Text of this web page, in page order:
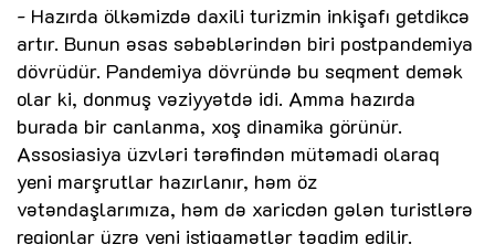
- Hazırda ölkəmizdə daxili turizmin inkişafı getdikcə
artır. Bunun əsas səbəblərindən biri postpandemiya
dövrüdür. Pandemiya dövründə bu seqment demək
olar ki, donmuş vəziyyətdə idi. Amma hazırda
burada bir canlanma, xoş dinamika görünür.
Assosiasiya üzvləri tərəfindən mütəmadi olaraq
yeni marşrutlar hazırlanır, həm öz
vətəndaşlarımıza, həm də xaricdən gələn turistlərə
regionlar üzrə yeni istiqamətlər təqdim edilir.